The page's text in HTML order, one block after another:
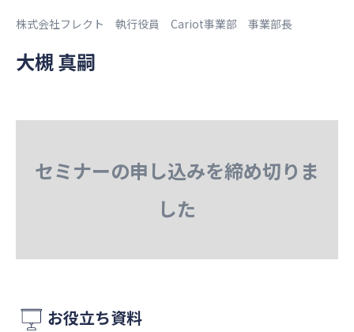
株式会社フレクト 執行役員 Cariot事業部 事業部長
大槻 真嗣
セミナーの申し込みを締め切りま
した
お役立ち資料